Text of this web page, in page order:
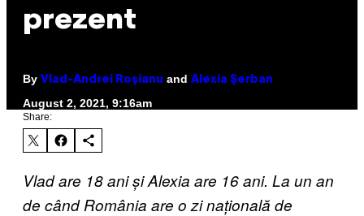
prezent
By Vlad-Andrei Roșianu and Alexia Șerban
August 2, 2021, 9:16am
Share:
Vlad are 18 ani și Alexia are 16 ani. La un an
de când România are o zi națională de